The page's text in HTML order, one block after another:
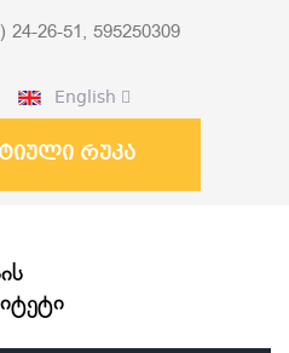
24-26-51, 595250309
English
რუკა